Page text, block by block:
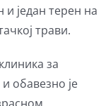
један терен на
трави.
за
обавезно је